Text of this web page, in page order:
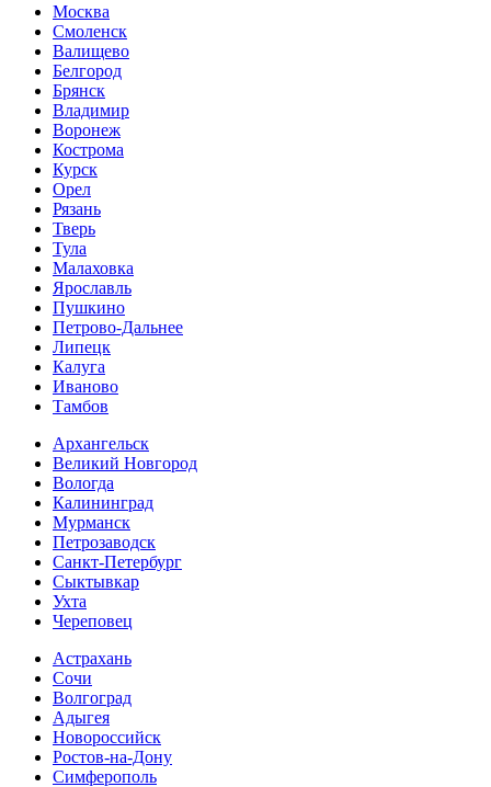
Москва
Смоленск
Валищево
Белгород
Брянск
Владимир
Воронеж
Кострома
Курск
Орел
Рязань
Тверь
Тула
Малаховка
Ярославль
Пушкино
Петрово-Дальнее
Липецк
Калуга
Иваново
Тамбов
Архангельск
Великий Новгород
Вологда
Калининград
Мурманск
Петрозаводск
Санкт-Петербург
Сыктывкар
Ухта
Череповец
Астрахань
Сочи
Волгоград
Адыгея
Новороссийск
Ростов-на-Дону
Симферополь